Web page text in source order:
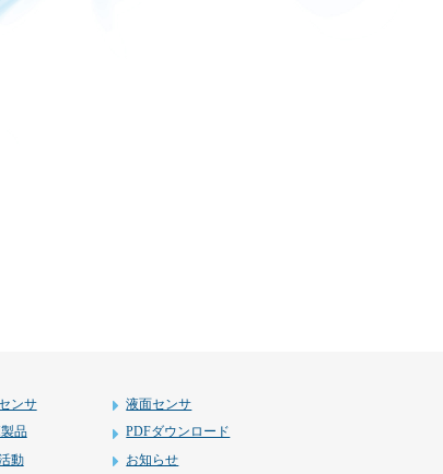
ンサ
液面センサ
品
PDFダウンロード
動 お知らせ